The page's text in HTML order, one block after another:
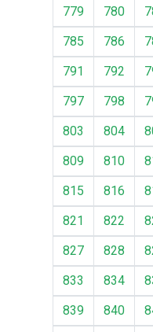
779
780
785
786
791
792
797
798
803
804
809
810
815
816
821
822
827
828
833
834
839
840